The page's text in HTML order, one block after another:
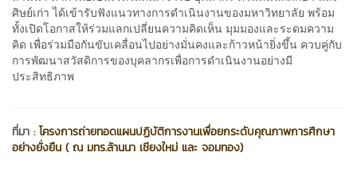
ศิษย์เก่า ได้เข้ารับฟังแนวทางการดำเนินงานของมหาวิทยาลัย พร้อม
ทั้งเปิดโอกาสให้ร่วมแลกเปลี่ยนความคิดเห็น มุมมองและระดมความ
คิด เพื่อร่วมมือกันขับเคลื่อนไปอย่างมั่นคงและก้าวหน้ายิ่งขึ้น ควบคู่กับ
การพัฒนาสวัสดิการของบุคลากรเพื่อการดำเนินงานอย่างมี
ประสิทธิภาพ
ที่มา :โครงการถ่ายทอดแผนปฏิบัติการงานเพื่อยกระดับคุณภาพการศึกษา
อย่างยั่งยืน ( ณ มทร.ล้านนา เชียงใหม่ และ จอมทอง)